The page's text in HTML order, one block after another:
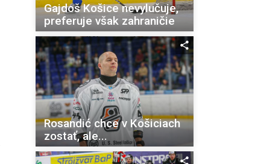
Gajdoš Košice nevylučuje,
preferuje však zahraničie
Rosandić chce v Košiciach
zostať, ale...